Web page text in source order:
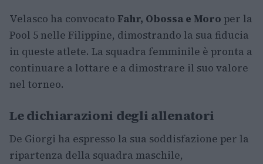
Velasco ha convocato Fahr, Obossa e Moro per la
Pool 5 nelle Filippine, dimostrando la sua fiducia
in queste atlete. La squadra femminile è pronta a
continuare a lottare e a dimostrare il suo valore
nel torneo.
Le dichiarazioni degli allenatori
De Giorgi ha espresso la sua soddisfazione per la
ripartenza della squadra maschile,